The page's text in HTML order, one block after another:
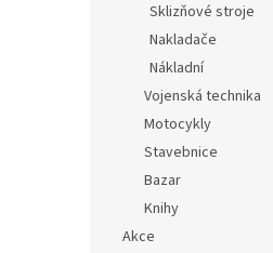
Sklizňové stroje
Nakladače
Nákladní
Vojenská technika
Motocykly
Stavebnice
Bazar
Knihy
Akce